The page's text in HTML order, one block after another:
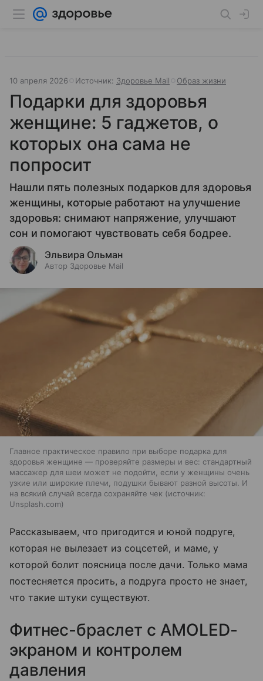
10 апреля 2026 Источник: Здоровье Mail Образ жизни
Подарки для здоровья
женщине: 5 гаджетов, о
которых она сама не
попросит
Нашли пять полезных подарков для здоровья
женщины, которые работают на улучшение
здоровья: снимают напряжение, улучшают
сон и помогают чувствовать себя бодрее.
Эльвира Ольман
Автор Здоровье Mail
Главное практическое правило при выборе подарка для
здоровья женщине — проверяйте размеры и вес: стандартный
массажер для шеи может не подойти, если у женщины очень
узкие или широкие плечи, подушки бывают разной высоты. И
на всякий случай всегда сохраняйте чек
источник:
Unsplash.com
Рассказываем, что пригодится и юной подруге,
которая не вылезает из соцсетей, и маме, у
которой болит поясница после дачи. Только мама
постесняется просить, а подруга просто не знает,
что такие штуки существуют.
Фитнес-браслет с AMOLED-
экраном и контролем
давления